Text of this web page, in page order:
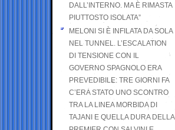
DALL’INTERNO. MA È RIMASTA
PIUTTOSTO ISOLATA”
MELONI SI È INFILATA DA SOLA
NEL TUNNEL. L’ESCALATION
DI TENSIONE CON IL
GOVERNO SPAGNOLO ERA
PREVEDIBILE: TRE GIORNI FA
C’ERA STATO UNO SCONTRO
TRA LA LINEA MORBIDA DI
TAJANI E QUELLA DURA DELLA